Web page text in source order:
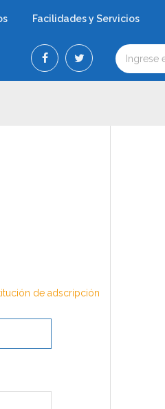
Facilidades y Servicios
de adscripción